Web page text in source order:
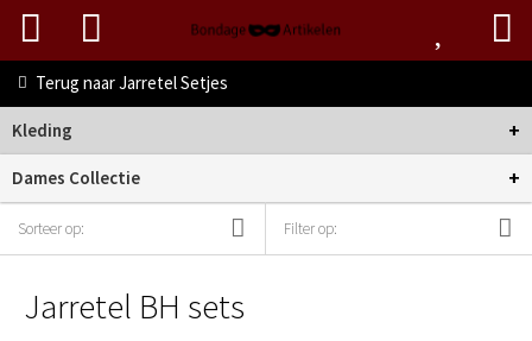
Terug naarJarretel Setjes
Kleding +
Dames Collectie +
Sorteer op: Filter op:
Jarretel BH sets